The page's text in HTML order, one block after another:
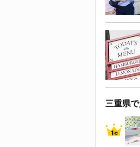
三重県